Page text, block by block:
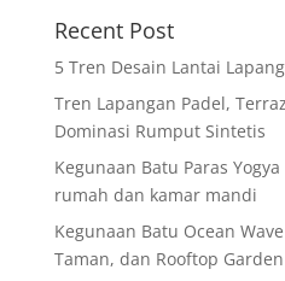
Recent Post
5 Tren Desain Lantai
Tren Lapangan Padel,
Dominasi Rumput Sintetis
Kegunaan Batu Paras
rumah dan kamar mandi
Kegunaan Batu Ocean
Taman, dan Rooftop Garden